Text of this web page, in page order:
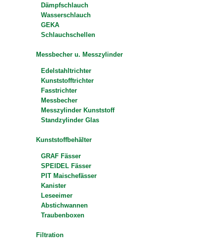
Dämpfschlauch
Wasserschlauch
GEKA
Schlauchschellen
Messbecher u. Messzylinder
Edelstahltrichter
Kunststofftrichter
Fasstrichter
Messbecher
Messzylinder Kunststoff
Standzylinder Glas
Kunststoffbehälter
GRAF Fässer
SPEIDEL Fässer
PIT Maischefässer
Kanister
Leseeimer
Abstichwannen
Traubenboxen
Filtration